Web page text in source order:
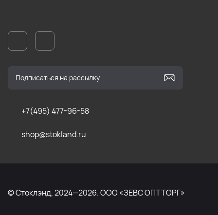
+7(495) 477-96-58
shop@stokland.ru
© Стоклэнд, 2024—2026. ООО «ЗЕВС ОПТТОРГ»